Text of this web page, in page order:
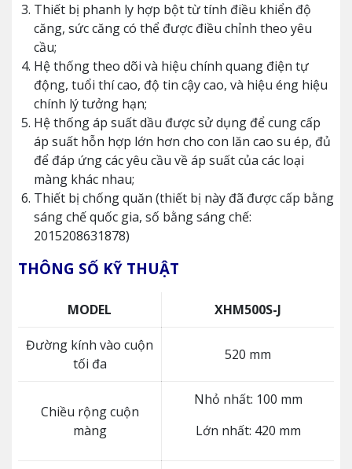
Thiết bị phanh ly hợp bột từ tính điều khiển độ
căng, sức căng có thể được điều chỉnh theo yêu
cầu;
Hệ thống theo dõi và hiệu chính quang điện tự
động, tuổi thí cao, độ tin cậy cao, và hiệu éng hiệu
chính lý tưởng hạn;
Hệ thống áp suất dầu được sử dụng để cung cấp
áp suất hỗn hợp lớn hơn cho con lăn cao su ép, đủ
để đáp ứng các yêu cầu về áp suất của các loại
màng khác nhau;
Thiết bị chống quăn (thiết bị này đã được cấp bằng
sáng chế quốc gia, số bằng sáng chế:
2015208631878)
THÔNG SỐ KỸ THUẬT
MODEL XHM500S-J
Đường kính vào cuộn
tối đa
520 mm
Chiều rộng cuộn
màng
Nhỏ nhất: 100 mm
Lớn nhất: 420 mm